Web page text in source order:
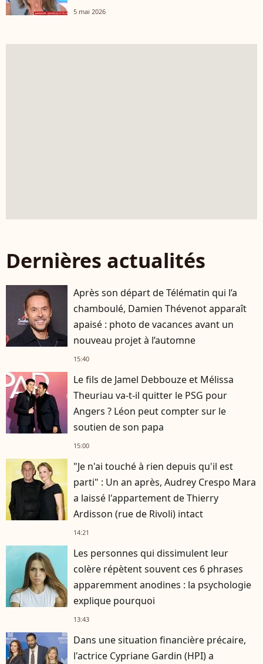
5 mai 2026
Dernières actualités
Après son départ de Télématin qui l’a
chamboulé, Damien Thévenot apparaît
apaisé : photo de vacances avant un
nouveau projet à l’automne
15:40
Le fils de Jamel Debbouze et Mélissa
Theuriau va-t-il quitter le PSG pour
Angers ? Léon peut compter sur le
soutien de son papa
15:00
"Je n'ai touché à rien depuis qu'il est
parti" : Un an après, Audrey Crespo Mara
a laissé l'appartement de Thierry
Ardisson (rue de Rivoli) intact
14:21
Les personnes qui dissimulent leur
colère répètent souvent ces 6 phrases
apparemment anodines : la psychologie
explique pourquoi
13:43
Dans une situation financière précaire,
l'actrice Cypriane Gardin (HPI) a